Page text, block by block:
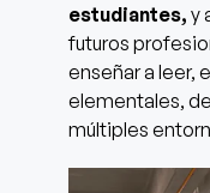
estudiantes, y
futuros
enseñar a leer,
elementales,
múltiples